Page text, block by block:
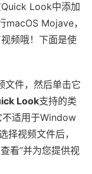
Look中添加
macOS Mojave，
频哦！下面是使
文件，然后单击它
Look支持的类
适用于Window
视频文件后，
看”并为您提供视